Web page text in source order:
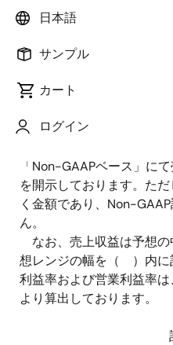
日本語
サンプル
カート
ログイン
期間に大きく変化するとい
であることから、翌四半期
プの恒常的な経営成績の理
に関係した非経常的な項目
「Non-GAAPベース」に
を開示しております。た
く金額であり、Non-
ん。
なお、売上収益は予想
想レンジの幅を（ ）内に
利益率および営業利益率
より算出しております。